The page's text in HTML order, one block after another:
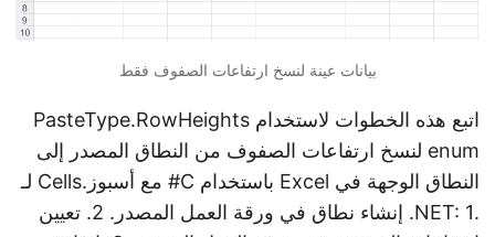
بيانات عينة لنسخ ارتفاعات الصفوف فقط
اتبع هذه الخطوات لاستخدام PasteType.RowHeights
enum لنسخ ارتفاعات الصفوف من النطاق المصدر إلى
النطاق الوجهة في Excel باستخدام C# مع أسبوز.Cells لـ
.NET: 1. إنشاء نطاق في ورقة العمل المصدر. 2. تعيين